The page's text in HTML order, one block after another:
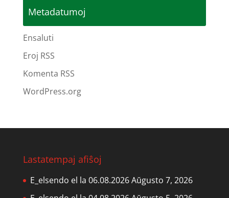
Metadatumoj
Ensaluti
Eroj RSS
Komenta RSS
WordPress.org
Lastatempaj afiŝoj
E_elsendo el la 06.08.2026Aŭgusto 7, 2026